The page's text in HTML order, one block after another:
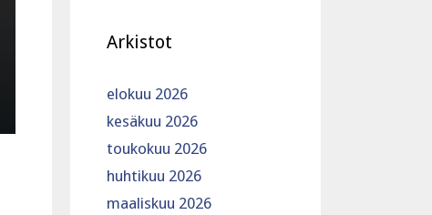
Arkistot
elokuu 2026
kesäkuu 2026
toukokuu 2026
huhtikuu 2026
maaliskuu 2026